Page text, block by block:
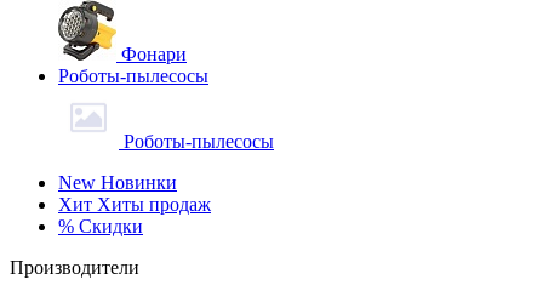
Фонари
Роботы-пылесосы
Роботы-пылесосы
New Новинки
Хит Хиты продаж
% Скидки
Производители